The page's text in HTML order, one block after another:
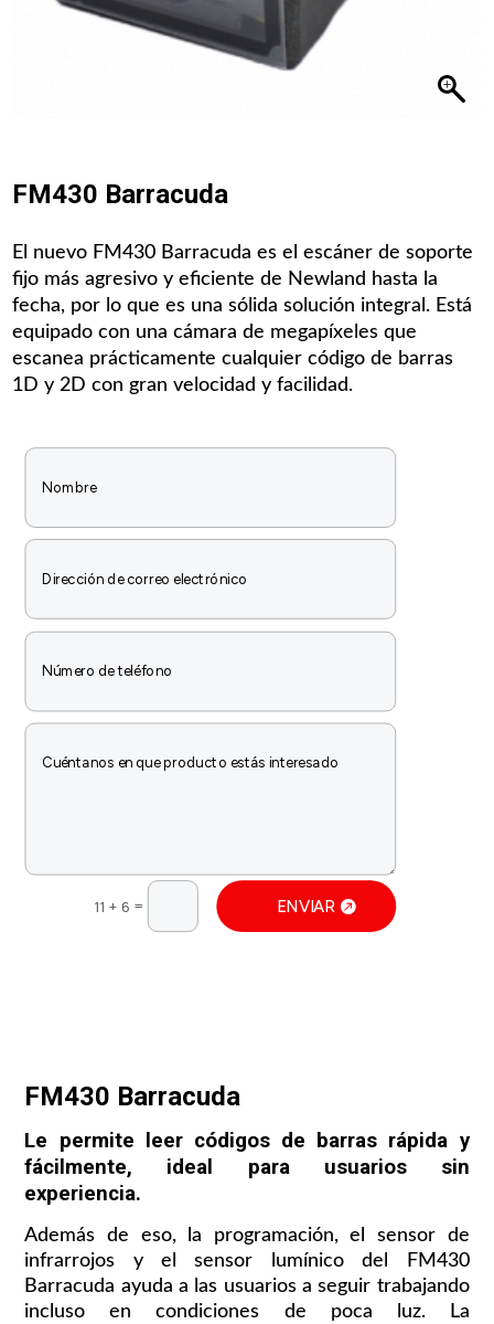
FM430 Barracuda
El nuevo FM430 Barracuda es el escáner de soporte
fijo más agresivo y eficiente de Newland hasta la
fecha, por lo que es una sólida solución integral. Está
equipado con una cámara de megapíxeles que
escanea prácticamente cualquier código de barras
1D y 2D con gran velocidad y facilidad.
11 + 6 = ENVIAR
FM430 Barracuda
Le permite leer códigos de barras rápida y
fácilmente, ideal para usuarios sin
experiencia.
Además de eso, la programación, el sensor de
infrarrojos y el sensor lumínico del FM430
Barracuda ayuda a las usuarios a seguir trabajando
incluso en condiciones de poca luz. La